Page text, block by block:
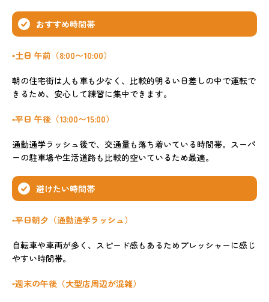
おすすめ時間帯
▪️土日 午前（8:00〜10:00）
朝の住宅街は人も車も少なく、比較的明るい日差しの中で運転で
きるため、安心して練習に集中できます。
▪️平日 午後（13:00〜15:00）
通勤通学ラッシュ後で、交通量も落ち着いている時間帯。スーパ
ーの駐車場や生活道路も比較的空いているため最適。
避けたい時間帯
▪️平日朝夕（通勤通学ラッシュ）
自転車や車両が多く、スピード感もあるためプレッシャーに感じ
やすい時間帯。
▪️週末の午後（大型店周辺が混雑）